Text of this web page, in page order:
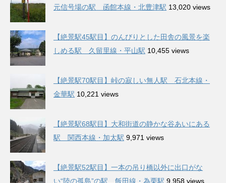
元信号場の駅 函館本線・北豊津駅 13,020 views
【絶景駅45駅目】のんびりとした田舎の風景を楽
しめる駅 久留里線・平山駅 10,455 views
【絶景駅70駅目】峠の寂しい無人駅 石北本線・
金華駅 10,221 views
【絶景駅68駅目】大和街道の静かな谷あいにある
駅 関西本線・加太駅 9,971 views
【絶景駅52駅目】一本の吊り橋以外に出口がな
い“陸の孤島”の駅 飯田線・為栗駅 9,958 views